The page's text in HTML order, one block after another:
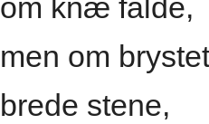
om knæ falde,
men om brystet
brede stene,